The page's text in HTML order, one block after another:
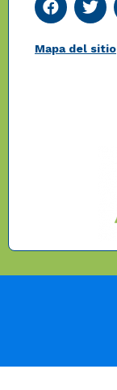
Mapa del sitio